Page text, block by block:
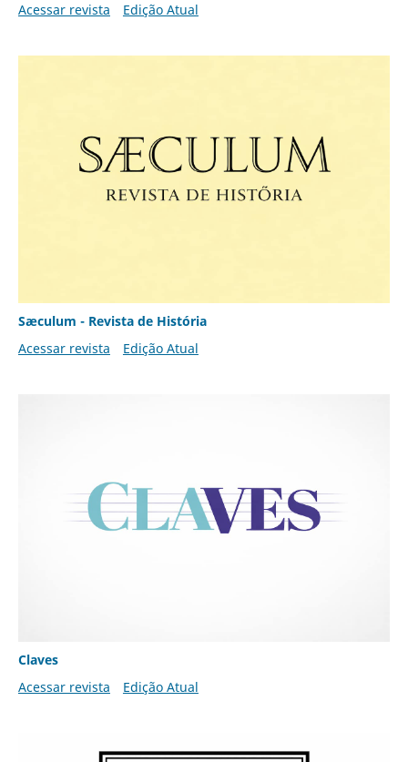
Acessar revista
Edição Atual
Sæculum - Revista de História
Acessar revista
Edição Atual
Claves
Acessar revista
Edição Atual